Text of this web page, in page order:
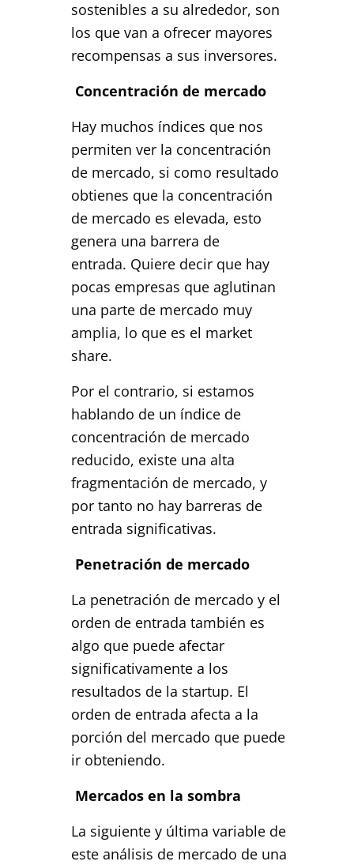
sostenibles a su alrededor, son
los que van a ofrecer mayores
recompensas a sus inversores.
Concentración de mercado
Hay muchos índices que nos
permiten ver la concentración
de mercado, si como resultado
obtienes que la concentración
de mercado es elevada, esto
genera una barrera de
entrada. Quiere decir que hay
pocas empresas que aglutinan
una parte de mercado muy
amplia, lo que es el market
share.
Por el contrario, si estamos
hablando de un índice de
concentración de mercado
reducido, existe una alta
fragmentación de mercado, y
por tanto no hay barreras de
entrada significativas.
Penetración de mercado
La penetración de mercado y el
orden de entrada también es
algo que puede afectar
significativamente a los
resultados de la startup. El
orden de entrada afecta a la
porción del mercado que puede
ir obteniendo.
Mercados en la sombra
La siguiente y última variable de
este análisis de mercado de una